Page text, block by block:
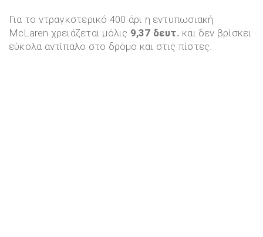
Για το ντραγκστερικό 400 άρι η εντυπωσιακή
McLaren χρειάζεται μόλις 9,37 δευτ. και δεν βρίσκει
εύκολα αντίπαλο στο δρόμο και στις πίστες.